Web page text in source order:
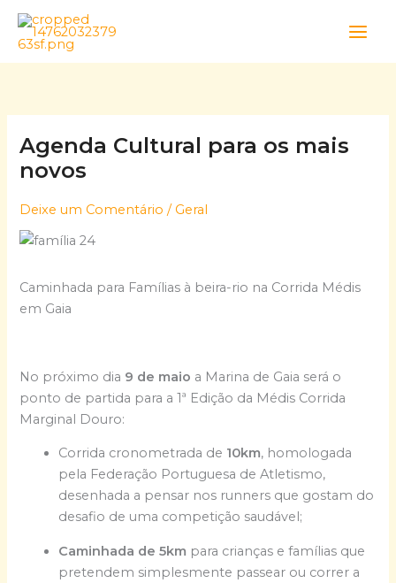
Skip
content
Agenda Cultural para os mais
novos
Deixe um Comentário / Geral
Caminhada para Famílias à beira-rio na Corrida Médis
em Gaia
No próximo dia 9 de maio a Marina de Gaia será o
ponto de partida para a 1ª Edição da Médis Corrida
Marginal Douro:
Corrida cronometrada de 10km, homologada
pela Federação Portuguesa de Atletismo,
desenhada a pensar nos runners que gostam do
desafio de uma competição saudável;
Caminhada de 5km para crianças e famílias que
pretendem simplesmente passear ou correr a